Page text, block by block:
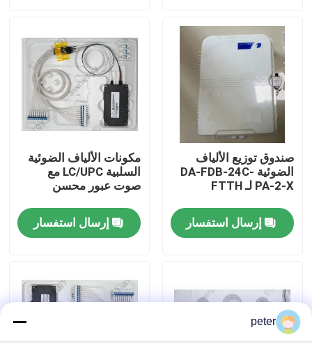
أشرطة فيديو
معلومات عنا
جولة في المعمل
مراقبة الجودة
اتصل بنا
حالات
اطلب اقتباس
صندوق توزيع الألياف
الضوئية DA-FDB-24C-
PA-2-X لـ FTTH
إرسال استفسار
مكونات الألياف الضوئية
السلبية LC/UPC مع
صوت عبور محسن
إرسال استفسار
peter